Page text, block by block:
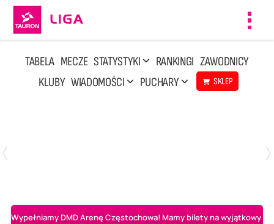
TABELA MECZE STATYSTYKI RANKINGI ZAWODNICY
KLUBY WIADOMOŚCI PUCHARY SKLEP
Wypełniamy DMD Arenę Częstochowa! Mamy bilety na wyjątkowy